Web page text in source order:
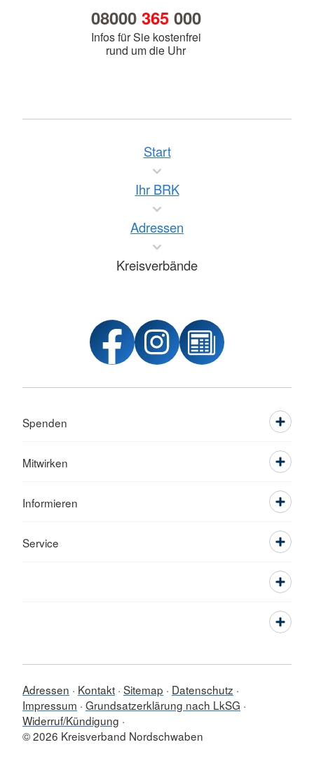
08000 365000
Infos für Sie kostenfrei
rund um die Uhr
Start
Ihr BRK
Adressen
Kreisverbände
Spenden
Mitwirken
Informieren
Service
Adressen Kontakt Sitemap
Datenschutz
Impressum Grundsatzerklärung nach LkSG
Widerruf/Kündigung
© 2026 Kreisverband Nordschwaben